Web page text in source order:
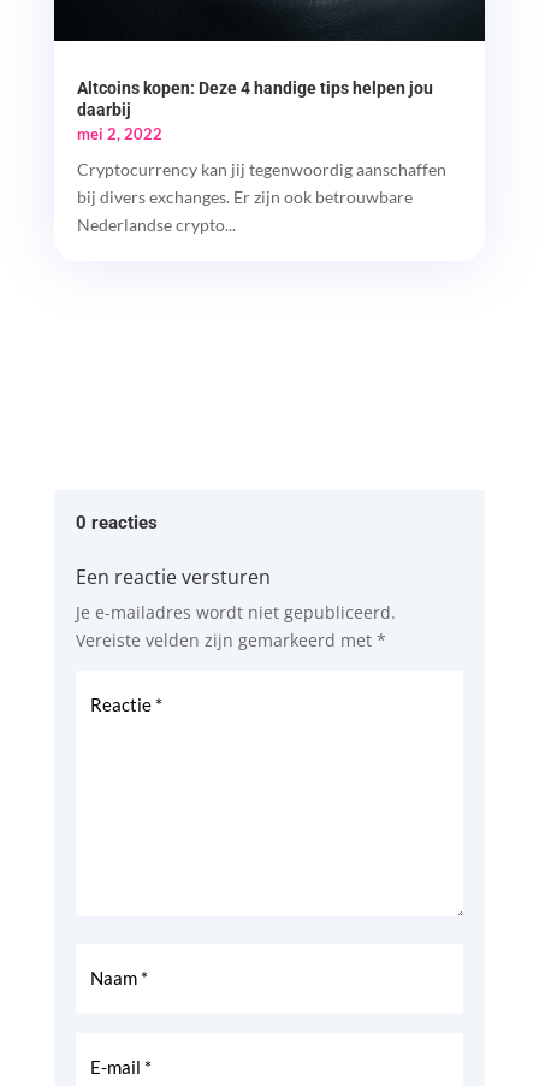
Altcoins kopen: Deze 4 handige tips helpen jou
daarbij
mei 2, 2022
Cryptocurrency kan jij tegenwoordig aanschaffen
bij divers exchanges. Er zijn ook betrouwbare
Nederlandse crypto...
0 reacties
Een reactie versturen
Je e-mailadres wordt niet gepubliceerd.
Vereiste velden zijn gemarkeerd met *